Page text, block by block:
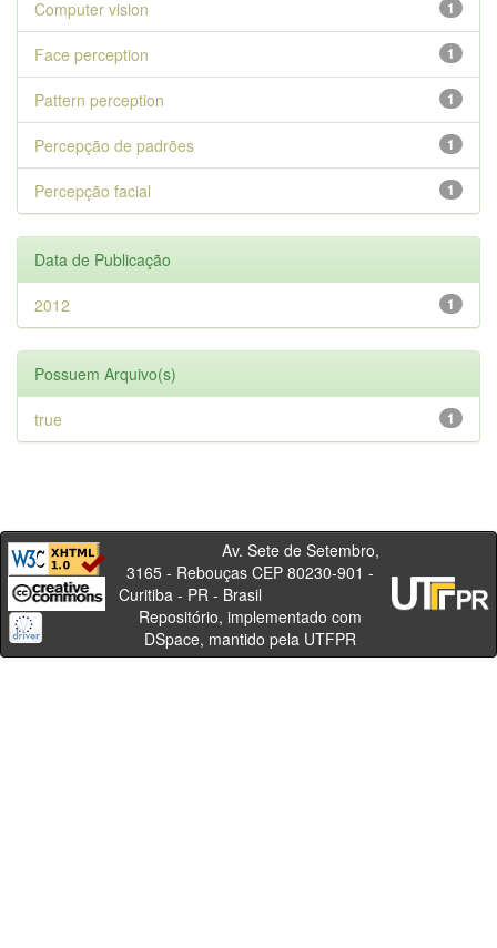
1
Computer vision
1
Face perception
1
Pattern perception
1
Percepção de padrões
1
Percepção facial
Data de Publicação
1
2012
Possuem Arquivo(s)
1
true
Av. Sete de Setembro,
3165 - Rebouças CEP 80230-901 -
Curitiba - PR - Brasil
Repositório, implementado com
DSpace, mantido pela UTFPR